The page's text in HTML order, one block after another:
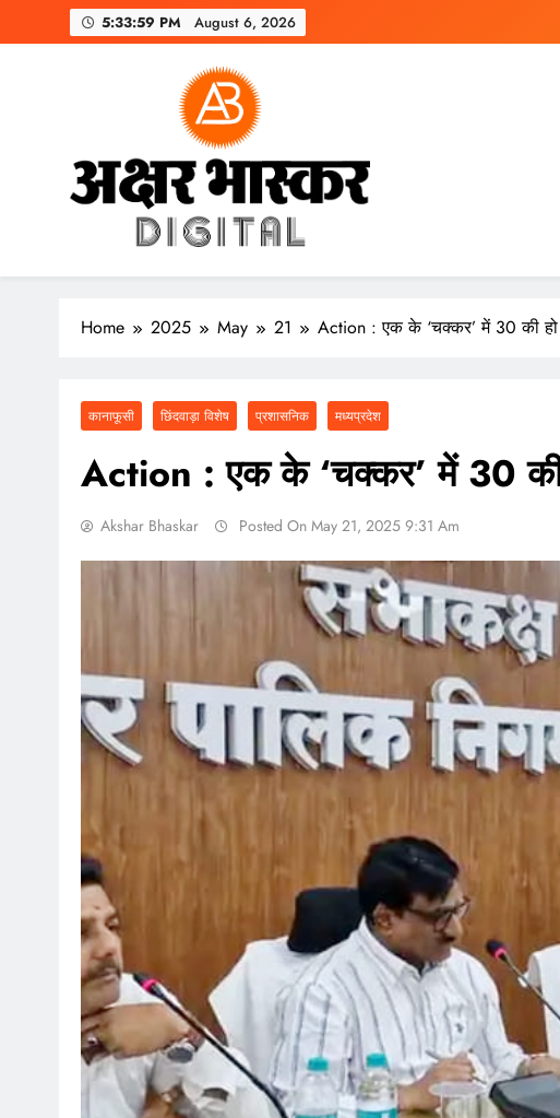
to
5:34:00 PM August 6, 2026
अक्षर भास्कर
डिजिटल
Home 2025 May 21 Action : एक के ‘चक्कर’ में 30 की हो
कानाफूसी छिंदवाड़ा विशेष प्रशासनिक मध्यप्रदेश
Action : एक के ‘चक्कर’ में 30 की
Akshar Bhaskar Posted On May 21, 2025 9:31 Am